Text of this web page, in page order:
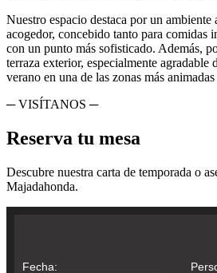
Nuestro espacio destaca por un
acogedor, concebido tanto para comidas
con un punto más sofisticado. Además,
terraza exterior, especialmente agradable
verano en una de las zonas más
─ VISÍTANOS ─
Reserva tu mesa
Descubre nuestra carta de temporada o
Majadahonda.